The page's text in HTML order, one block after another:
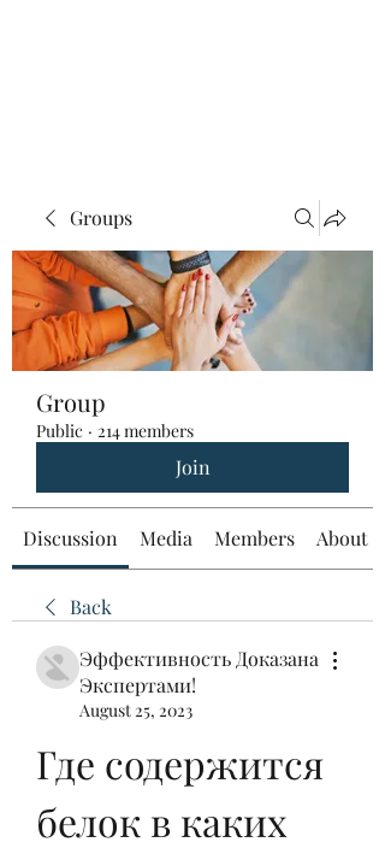
Groups
Group
Public · 214 members
Join
Discussion Media Members About
Back
Эффективность Доказана
Экспертами!
August 25, 2023
Где содержится
белок в каких